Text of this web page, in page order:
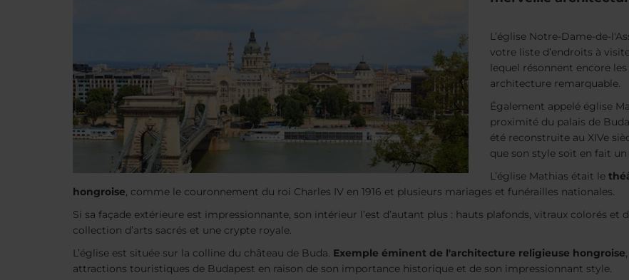
L’église Notre-Dame-de-
votre liste d’endroits à
lequel résonnent encore les
architecture remarquable.
Également appelé église
proximité du palais de
été reconstruite au XIVe
que son style soit en fait
L’église Mathias était le
hongroise, comme le couronnement du roi Charles IV en 1916 et plusieurs mariages et funérailles nationales.
Si sa façade extérieure est impressionnante, son intérieur l’est d’autant plus : hauts plafonds, vitraux colorés
collection d’arts sacrés et une crypte royale.
L’église est située sur la colline du château de Buda. Exemple éminent de l'architecture religieuse hongroise
attractions touristiques de Budapest en raison de son importance historique et de son impressionnant style.